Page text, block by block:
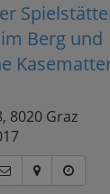
Berg und
8020 Graz